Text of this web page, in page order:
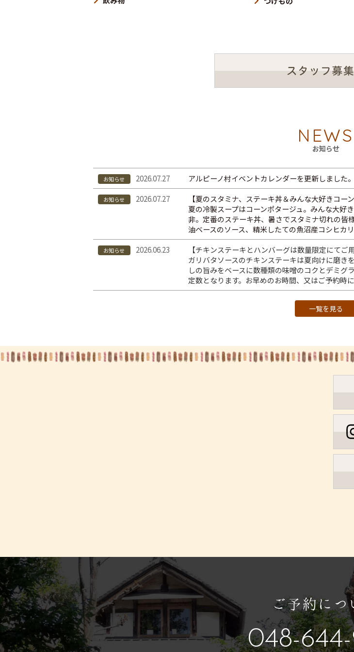
NEWS
お知らせ
お知らせ 2026.07.27 アルピーノ村イベントカレンダーを更新しました。
お知らせ 2026.07.27
【夏のスタミナ、ステーキ丼＆みんな大好きコー
夏の冷製スープはコーンポタージュ。みんな大好
非。定番のステーキ丼、暑さでスタミナ切れの皆
油ベースのソース、精米したての魚沼産コシヒカ
お知らせ 2026.06.23
【チキンステーキとハンバーグは数量限定にてご
ガリバタソースのチキンステーキは夏向けに磨き
しの旨みをベースに数種類の味噌のコクとデミグ
定数となります。お早めのお時間、又はご予約時
一覧を見る
ご予約につ
048-